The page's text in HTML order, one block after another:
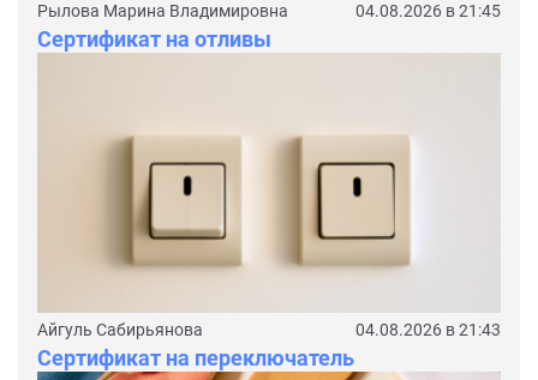
Рылова Марина Владимировна 04.08.2026 в 21:45
Сертификат на отливы
Айгуль Сабирьянова 04.08.2026 в 21:43
Сертификат на переключатель